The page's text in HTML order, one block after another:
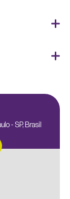
- SP, Brasil